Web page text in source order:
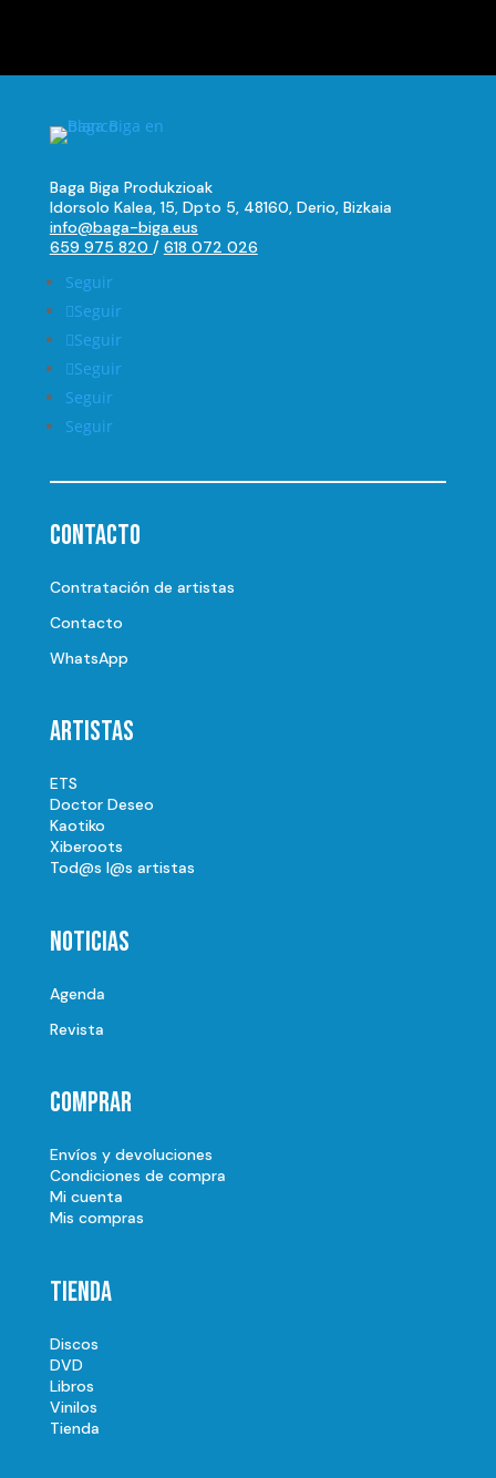
Baga Biga Produkzioak
Idorsolo Kalea, 15, Dpto 5, 48160, Derio, Bizkaia
info@baga-biga.eus
659 975 820 / 618 072 026
Seguir
Seguir
Seguir
Seguir
Seguir
Seguir
Contacto
Contratación de artistas
Contacto
WhatsApp
Artistas
ETS
Doctor Deseo
Kaotiko
Xiberoots
Tod@s l@s artistas
Noticias
Agenda
Revista
Comprar
Envíos y devoluciones
Condiciones de compra
Mi cuenta
Mis compras
Tienda
Discos
DVD
Libros
Vinilos
Tienda